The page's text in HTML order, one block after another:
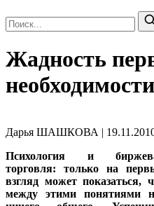
Жадность
необходимости
Дарья ШАШКОВА | 19.11.2010
Психология и
торговля: только на
взгляд может показаться,
между этими понятиями